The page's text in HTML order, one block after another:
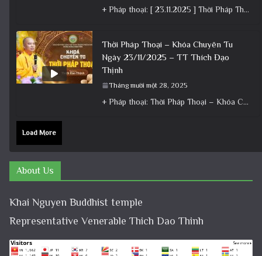
+ Pháp thoại: [ 23.11.2025 ] Thời Pháp Thoại – Khóa Chuyên Tu Chùa Khai Nguyên│Thầy Thích Đạo Thịnh +
Thời Pháp Thoại – Khóa Chuyên Tu
Ngày 23/11/2025 – TT Thích Đạo
Thịnh
Tháng mười một 28, 2025
+ Pháp thoại: Thời Pháp Thoại – Khóa Chuyên Tu Ngày 23/11/2025 – TT Thích Đạo Thịnh + Album: Pháp
Load More
About Us
Khai Nguyen Buddhist temple
Representative Venerable Thich Dao Thinh